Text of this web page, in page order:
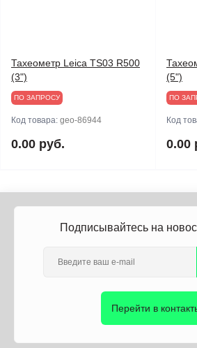
Тахеометр Leica TS03 R500
(3")
ПО ЗАПРОСУ
Код товара: geo-86944
0.00 руб.
(5")
ПО
Код
0.00
Подписывайтесь на
Перейти в